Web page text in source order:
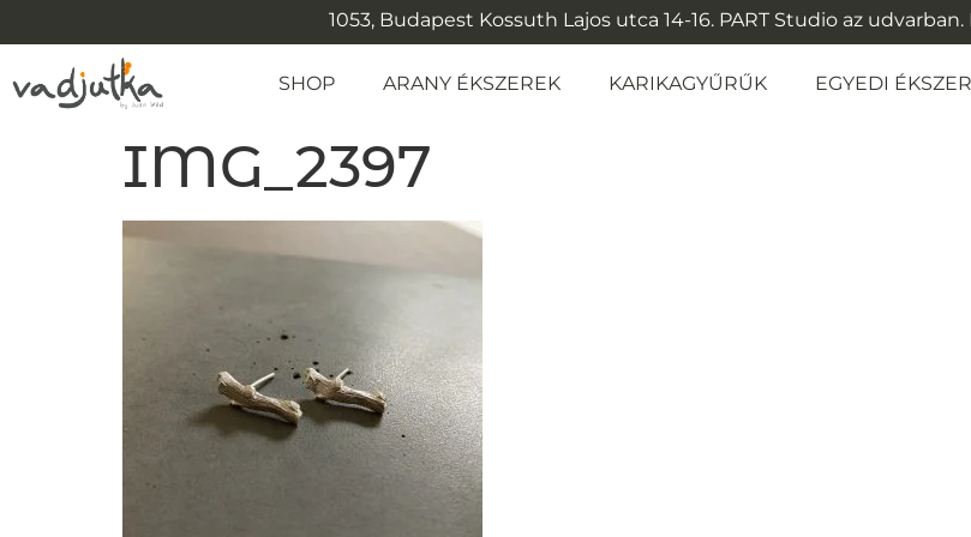
1053, Budapest Kossuth Lajos utca 14-16. PART Studio az udvarban.
SHOP ARANY ÉKSZEREK KARIKAGYŰRŰK EGYEDI
IMG_2397